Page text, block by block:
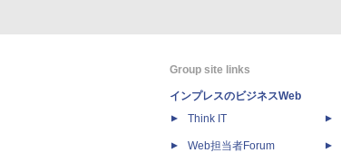
Group site links
インプレスのビジネスWeb
Think IT
Web担当者Forum